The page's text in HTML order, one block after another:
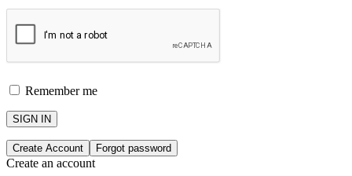
Remember me
SIGN IN
Create Account Forgot password
Create an account